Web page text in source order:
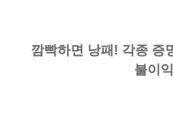
깜빡하면 낭패! 각종 증
불이